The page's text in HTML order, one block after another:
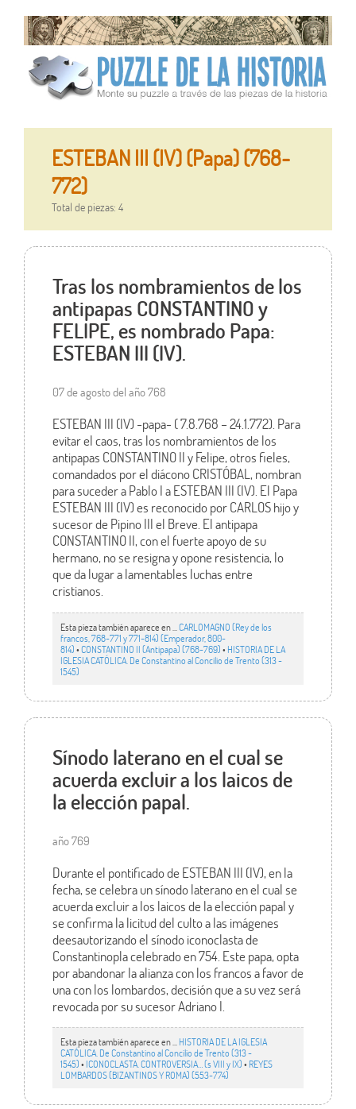
ESTEBAN III (IV) (Papa) (768-
772)
Total de piezas: 4
Tras los nombramientos de los
antipapas CONSTANTINO y
FELIPE, es nombrado Papa:
ESTEBAN III (IV).
07 de agosto del año 768
ESTEBAN III (IV) -papa- ( 7.8.768 – 24.1.772). Para
evitar el caos, tras los nombramientos de los
antipapas CONSTANTINO II y Felipe, otros fieles,
comandados por el diácono CRISTÓBAL, nombran
para suceder a Pablo I a ESTEBAN III (IV). El Papa
ESTEBAN III (IV) es reconocido por CARLOS hijo y
sucesor de Pipino III el Breve. El antipapa
CONSTANTINO II, con el fuerte apoyo de su
hermano, no se resigna y opone resistencia, lo
que da lugar a lamentables luchas entre
cristianos.
Esta pieza también aparece en ... CARLOMAGNO (Rey de los
francos, 768-771 y 771-814) (Emperador, 800-
814)•CONSTANTINO II (Antipapa) (768-769)• HISTORIA DE LA
IGLESIA CATÓLICA. De Constantino al Concilio de Trento (313 -
1545)
Sínodo laterano en el cual se
acuerda excluir a los laicos de
la elección papal.
año 769
Durante el pontificado de ESTEBAN III (IV), en la
fecha, se celebra un sínodo laterano en el cual se
acuerda excluir a los laicos de la elección papal y
se confirma la licitud del culto a las imágenes
deesautorizando el sínodo iconoclasta de
Constantinopla celebrado en 754. Este papa, opta
por abandonar la alianza con los francos a favor de
una con los lombardos, decisión que a su vez será
revocada por su sucesor Adriano I.
Esta pieza también aparece en ... HISTORIA DE LA IGLESIA
CATÓLICA. De Constantino al Concilio de Trento (313 -
1545)• ICONOCLASTA. CONTROVERSIA… (s VIII y IX)• REYES
LOMBARDOS (BIZANTINOS Y ROMA) (553-774)